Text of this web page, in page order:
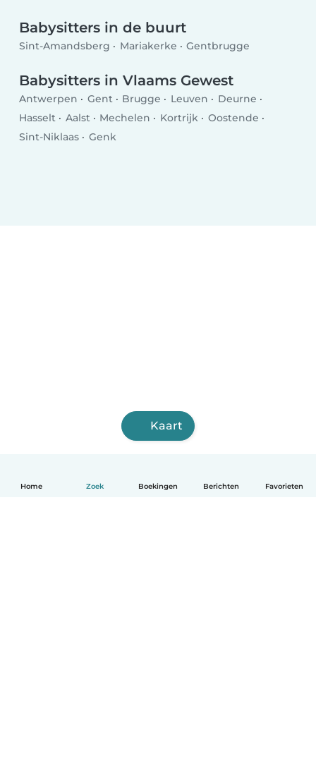
Home Zoek Boekingen Berichten Favorieten
Babysitters in de buurt
Sint-Amandsberg Mariakerke Gentbrugge
Babysitters in Vlaams Gewest
Antwerpen Gent Brugge Leuven
Deurne
Hasselt
Aalst Mechelen Kortrijk
Oostende
Sint-Niklaas
Genk
Kaart